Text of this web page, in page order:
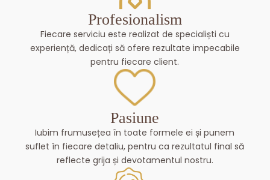
Profesionalism
Fiecare serviciu este realizat de specialiști cu
experiență, dedicați să ofere rezultate impecabile
pentru fiecare client.
Pasiune
Iubim frumusețea în toate formele ei și punem
suflet în fiecare detaliu, pentru ca rezultatul final să
reflecte grija și devotamentul nostru.